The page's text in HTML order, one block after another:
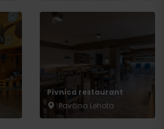
Pivnica restaurant
Pavčina Lehota